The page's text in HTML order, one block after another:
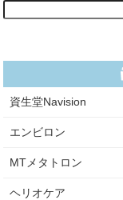
資生堂Navision
エンビロン
MTメタトロン
ヘリオケア